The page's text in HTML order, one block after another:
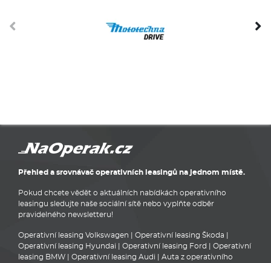
Přehled a srovnávač operativních leasingů na jednom místě.
Pokud chcete vědět o aktuálních nabídkách operativního
leasingu sledujte naše sociální sítě nebo vyplňte odběr
pravidelného newsletteru!
Operativní leasing Volkswagen Operativní leasing Škoda
Operativní leasing Hyundai
Operativní leasing Ford
Operativní
leasing BMW
Operativní leasing Audi
Auta z operativního